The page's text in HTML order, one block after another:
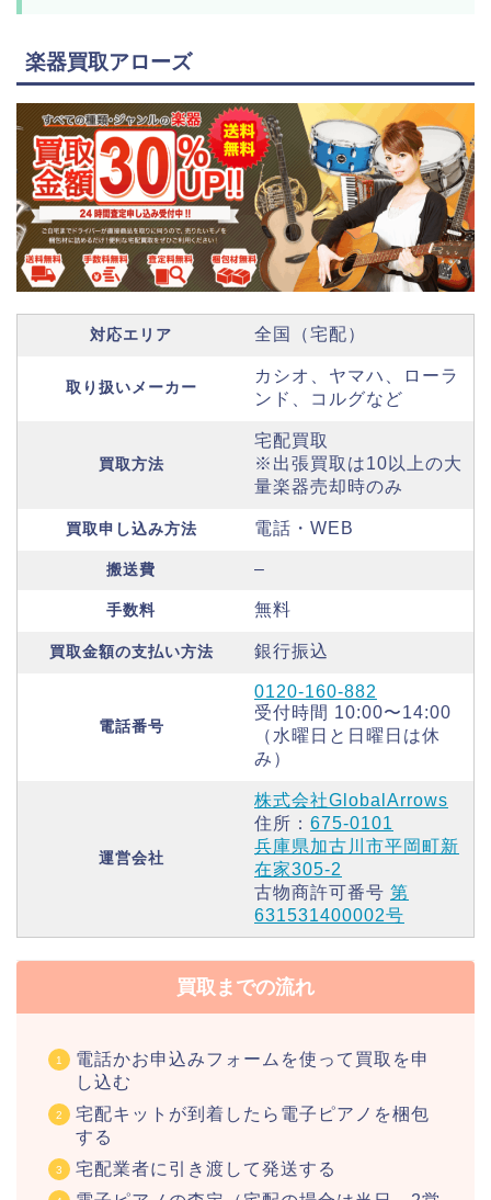
楽器買取アローズ
対応エリア 全国（宅配）
取り扱いメーカー
カシオ、ヤマハ、ローラ
ンド、コルグなど
買取方法
宅配買取
※出張買取は10以上の大
量楽器売却時のみ
買取申し込み方法 電話・WEB
搬送費 –
手数料 無料
買取金額の支払い方法 銀行振込
電話番号
0120-160-882
受付時間 10:00〜14:00
（水曜日と日曜日は休
み）
運営会社
株式会社GlobalArrows
住所： 675-0101
兵庫県加古川市平岡町新
在家305-2
古物商許可番号 第
631531400002号
買取までの流れ
電話かお申込みフォームを使って買取を申
し込む
宅配キットが到着したら電子ピアノを梱包
する
宅配業者に引き渡して発送する